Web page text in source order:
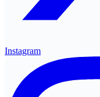
Instagram